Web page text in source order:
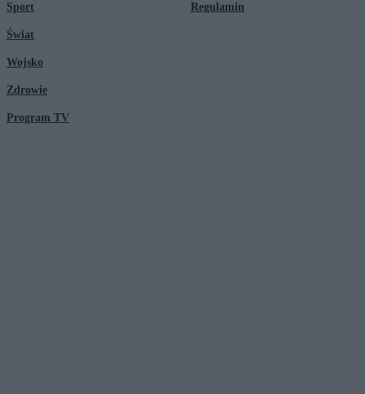
Sport
Świat
Wojsko
Zdrowie
Program TV
Regulamin